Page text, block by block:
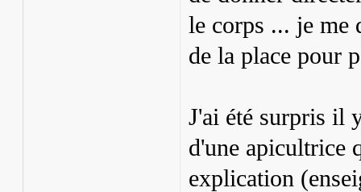
le corps ... je me
de la place pour
J'ai été surpris il
d'une apicultrice
explication